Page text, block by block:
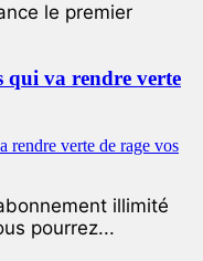
le premier
qui va rendre verte
illimité
pourrez...